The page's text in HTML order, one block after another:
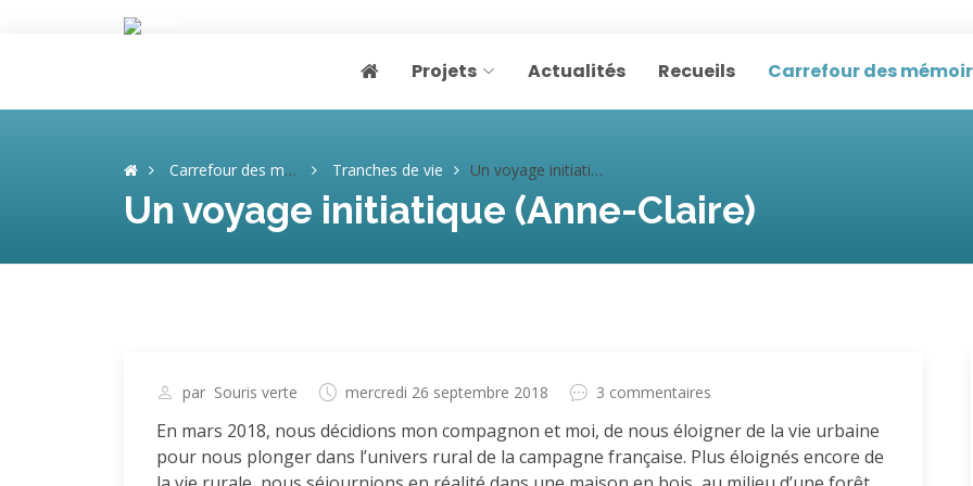
Page home
Projets Actualités Recueils Carrefour des
Carrefour des mémoires Tranches de vie Un voyage initiatique (Anne-Claire)
Un voyage initiatique (Anne-Claire)
par Souris verte mercredi 26 septembre 2018 3 commentaires
En mars 2018, nous décidions mon compagnon et moi, de nous éloigner de la vie urbaine
pour nous plonger dans l’univers rural de la campagne française. Plus éloignés encore de